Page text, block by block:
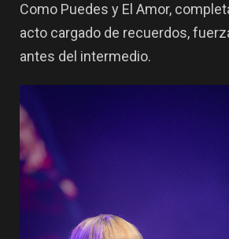
Como Puedes y El Amor,
acto cargado de recuerdos,
antes del intermedio.